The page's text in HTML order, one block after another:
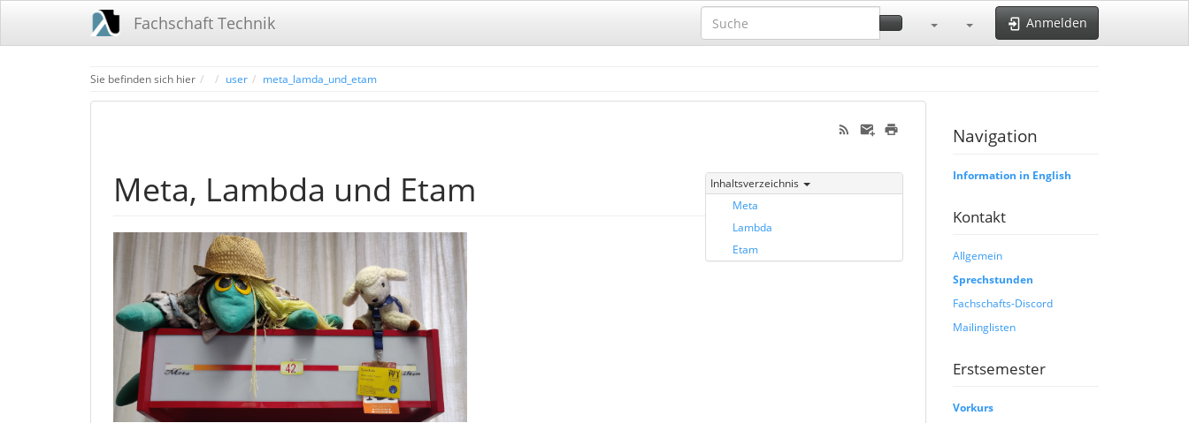
Fachschaft Technik Anmelden
Sie befinden sich hier Home
user meta_lamda_und_etam
Inhaltsverzeichnis
Meta
Lambda
Etam
Meta, Lambda und Etam
Navigation
Information in English
Kontakt
Allgemein
Sprechstunden
Fachschafts-Discord
Mailinglisten
Erstsemester
Vorkurs